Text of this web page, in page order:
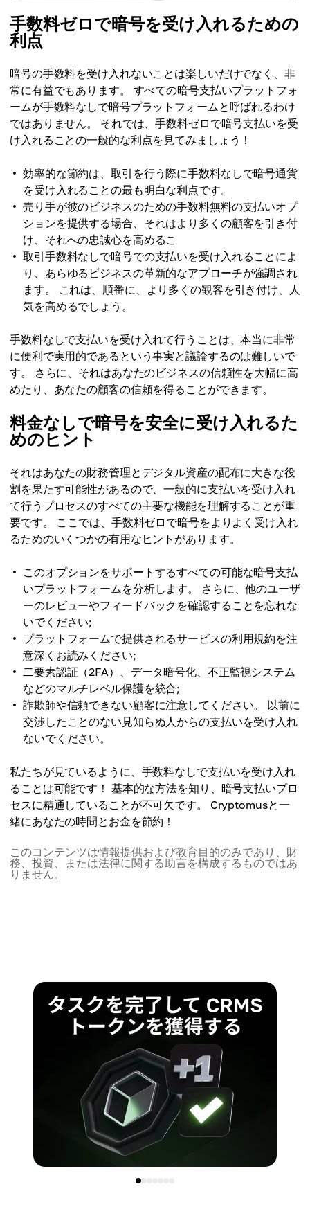
手数料ゼロで暗号を受け入れるための
利点
暗号の手数料を受け入れないことは楽しいだけでなく、非
常に有益でもあります。 すべての暗号支払いプラットフォ
ームが手数料なしで暗号プラットフォームと呼ばれるわけ
ではありません。 それでは、手数料ゼロで暗号支払いを受
け入れることの一般的な利点を見てみましょう！
効率的な節約は、取引を行う際に手数料なしで暗号通貨
を受け入れることの最も明白な利点です。
売り手が彼のビジネスのための手数料無料の支払いオプ
ションを提供する場合、それはより多くの顧客を引き付
け、それへの忠誠心を高めるこ
取引手数料なしで暗号での支払いを受け入れることによ
り、あらゆるビジネスの革新的なアプローチが強調され
ます。 これは、順番に、より多くの観客を引き付け、人
気を高めるでしょう。
手数料なしで支払いを受け入れて行うことは、本当に非常
に便利で実用的であるという事実と議論するのは難しいで
す。 さらに、それはあなたのビジネスの信頼性を大幅に高
めたり、あなたの顧客の信頼を得ることができます。
料金なしで暗号を安全に受け入れるた
めのヒント
それはあなたの財務管理とデジタル資産の配布に大きな役
割を果たす可能性があるので、一般的に支払いを受け入れ
て行うプロセスのすべての主要な機能を理解することが重
要です。 ここでは、手数料ゼロで暗号をよりよく受け入れ
るためのいくつかの有用なヒントがあります。
このオプションをサポートするすべての可能な暗号支払
いプラットフォームを分析します。 さらに、他のユーザ
ーのレビューやフィードバックを確認することを忘れな
いでください;
プラットフォームで提供されるサービスの利用規約を注
意深くお読みください;
二要素認証（2FA）、データ暗号化、不正監視システム
などのマルチレベル保護を統合;
詐欺師や信頼できない顧客に注意してください。 以前に
交渉したことのない見知らぬ人からの支払いを受け入れ
ないでください。
私たちが見ているように、手数料なしで支払いを受け入れ
ることは可能です！ 基本的な方法を知り、暗号支払いプロ
セスに精通していることが不可欠です。 Cryptomusと一
緒にあなたの時間とお金を節約！
このコンテンツは情報提供および教育目的のみであり、財
務、投資、または法律に関する助言を構成するものではあ
りません。